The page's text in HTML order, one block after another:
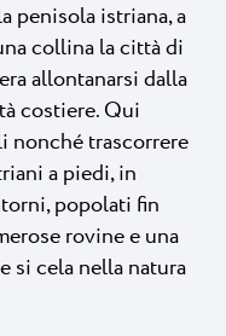
penisola istriana, a
collina la città di
allontanarsi dalla
costiere. Qui
nonché trascorrere
a piedi, in
popolati fin
rovine e una
si cela nella natura